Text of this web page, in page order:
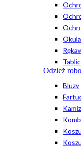
Odzież
Bluzy